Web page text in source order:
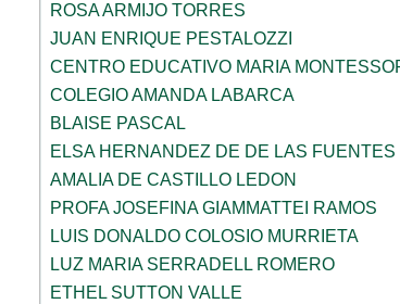
ROSA ARMIJO TORRES
JUAN ENRIQUE PESTALOZZI
CENTRO EDUCATIVO MARIA
COLEGIO AMANDA LABARCA
BLAISE PASCAL
ELSA HERNANDEZ DE DE LAS FUENTES
AMALIA DE CASTILLO LEDON
PROFA JOSEFINA GIAMMATTEI RAMOS
LUIS DONALDO COLOSIO MURRIETA
LUZ MARIA SERRADELL ROMERO
ETHEL SUTTON VALLE